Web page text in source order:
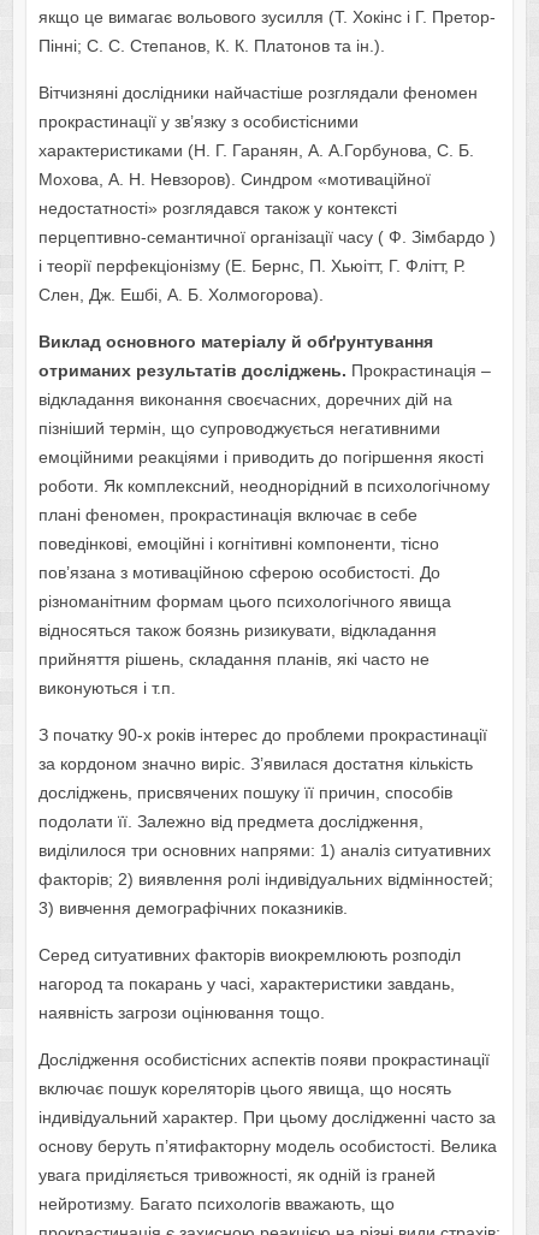
якщо це вимагає вольового зусилля (Т. Хокінс і Г. Претор-
Пінні; С. С. Степанов, К. К. Платонов та ін.).
Вітчизняні дослідники найчастіше розглядали феномен
прокрастинації у зв’язку з особистісними
характеристиками (Н. Г. Гаранян, А. А.Горбунова, С. Б.
Мохова, А. Н. Невзоров). Синдром «мотиваційної
недостатності» розглядався також у контексті
перцептивно-семантичної організації часу ( Ф. Зімбардо )
і теорії перфекціонізму (Е. Бернс, П. Хьюітт, Г. Флітт, Р.
Слен, Дж. Ешбі, А. Б. Холмогорова).
Виклад основного матеріалу й обґрунтування
отриманих результатів досліджень. Прокрастинація –
відкладання виконання своєчасних, доречних дій на
пізніший термін, що супроводжується негативними
емоційними реакціями і приводить до погіршення якості
роботи. Як комплексний, неоднорідний в психологічному
плані феномен, прокрастинація включає в себе
поведінкові, емоційні і когнітивні компоненти, тісно
пов’язана з мотиваційною сферою особистості. До
різноманітним формам цього психологічного явища
відносяться також боязнь ризикувати, відкладання
прийняття рішень, складання планів, які часто не
виконуються і т.п.
З початку 90-х років інтерес до проблеми прокрастинації
за кордоном значно виріс. З’явилася достатня кількість
досліджень, присвячених пошуку її причин, способів
подолати її. Залежно від предмета дослідження,
виділилося три основних напрями: 1) аналіз ситуативних
факторів; 2) виявлення ролі індивідуальних відмінностей;
3) вивчення демографічних показників.
Серед ситуативних факторів виокремлюють розподіл
нагород та покарань у часі, характеристики завдань,
наявність загрози оцінювання тощо.
Дослідження особистісних аспектів появи прокрастинації
включає пошук кореляторів цього явища, що носять
індивідуальний характер. При цьому дослідженні часто за
основу беруть п’ятифакторну модель особистості. Велика
увага приділяється тривожності, як одній із граней
нейротизму. Багато психологів вважають, що